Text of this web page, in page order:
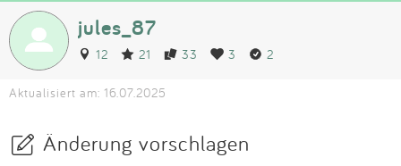
jules_87
12 21 33 3 2
Aktualisiert am: 16.07.2025
Änderung vorschlagen